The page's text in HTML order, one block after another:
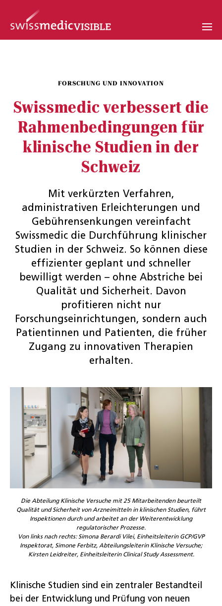
FORSCHUNG UND INNOVATION
Swissmedic verbessert die
Rahmenbedingungen für
klinische Studien in der
Schweiz
Mit verkürzten Verfahren,
administrativen Erleichterungen und
Gebührensenkungen vereinfacht
Swissmedic die Durchführung klinischer
Studien in der Schweiz. So können diese
effizienter geplant und schneller
bewilligt werden – ohne Abstriche bei
Qualität und Sicherheit. Davon
profitieren nicht nur
Forschungseinrichtungen, sondern auch
Patientinnen und Patienten, die früher
Zugang zu innovativen Therapien
erhalten.
Die Abteilung Klinische Versuche mit 25 Mitarbeitenden beurteilt
Qualität und Sicherheit von Arzneimitteln in klinischen Studien, führt
Inspektionen durch und arbeitet an der Weiterentwicklung
regulatorischer Prozesse.
Von links nach rechts: Simona Berardi Vilei, Einheitsleiterin GCP/GVP
Inspektorat, Simone Ferbitz, Abteilungsleiterin Klinische Versuche;
Kirsten Leidreiter, Einheitsleiterin Clinical Study Assessment.
Klinische Studien sind ein zentraler Bestandteil
bei der Entwicklung und Prüfung von neuen